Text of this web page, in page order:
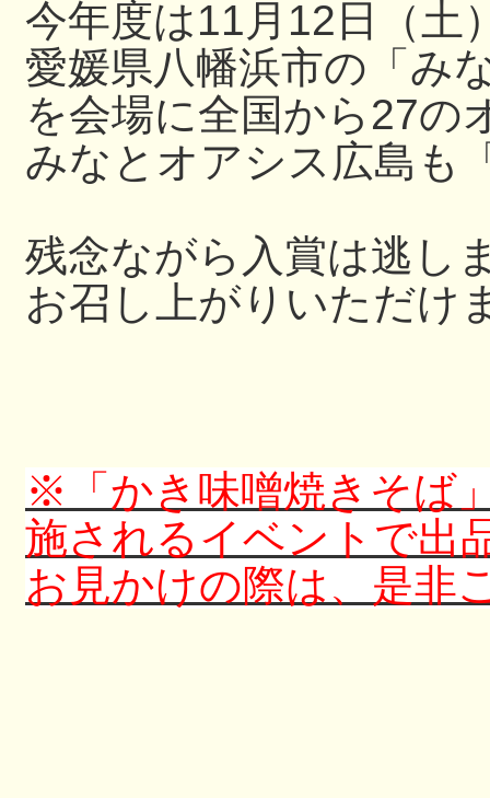
今年度は11月12日（土
愛媛県八幡浜市の「み
を会場に全国から27の
みなとオアシス広島も
残念ながら入賞は逃し
お召し上がりいただけ
※「かき味噌焼きそば
施されるイベントで出
お見かけの際は、是非